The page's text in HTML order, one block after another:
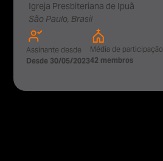
Igreja Presbiteriana de Ipuã
São Paulo, Brasil
Assinante desde
Desde 30/05/2023
Média de participação
42 membros